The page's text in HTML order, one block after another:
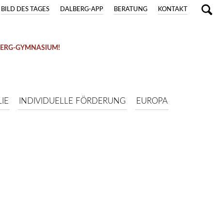
KONTAKT
BERATUNG
DALBERG-APP
BILD DES TAGES
GYMNASIUM!
INDIVIDUELLE FÖRDERUNG EUROPA